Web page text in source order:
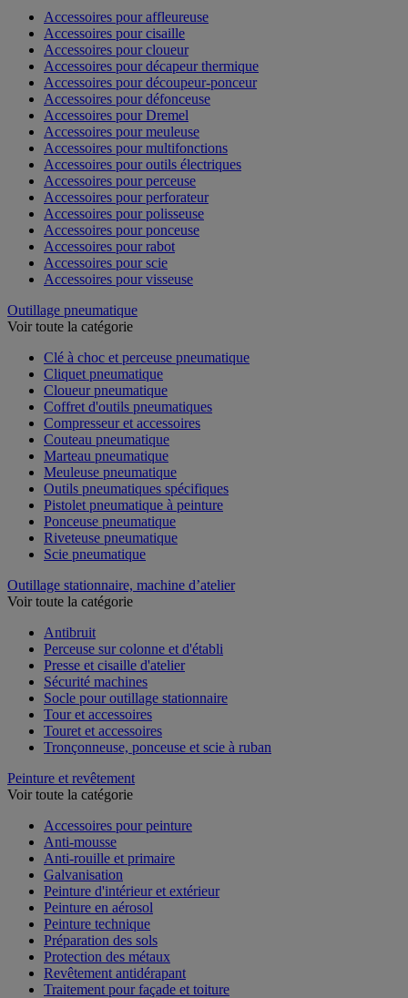
Accessoires pour affleureuse
Accessoires pour cisaille
Accessoires pour cloueur
Accessoires pour décapeur thermique
Accessoires pour découpeur-ponceur
Accessoires pour défonceuse
Accessoires pour Dremel
Accessoires pour meuleuse
Accessoires pour multifonctions
Accessoires pour outils électriques
Accessoires pour perceuse
Accessoires pour perforateur
Accessoires pour polisseuse
Accessoires pour ponceuse
Accessoires pour rabot
Accessoires pour scie
Accessoires pour visseuse
Outillage pneumatique
Voir toute la catégorie
Clé à choc et perceuse pneumatique
Cliquet pneumatique
Cloueur pneumatique
Coffret d'outils pneumatiques
Compresseur et accessoires
Couteau pneumatique
Marteau pneumatique
Meuleuse pneumatique
Outils pneumatiques spécifiques
Pistolet pneumatique à peinture
Ponceuse pneumatique
Riveteuse pneumatique
Scie pneumatique
Outillage stationnaire, machine d’atelier
Voir toute la catégorie
Antibruit
Perceuse sur colonne et d'établi
Presse et cisaille d'atelier
Sécurité machines
Socle pour outillage stationnaire
Tour et accessoires
Touret et accessoires
Tronçonneuse, ponceuse et scie à ruban
Peinture et revêtement
Voir toute la catégorie
Accessoires pour peinture
Anti-mousse
Anti-rouille et primaire
Galvanisation
Peinture d'intérieur et extérieur
Peinture en aérosol
Peinture technique
Préparation des sols
Protection des métaux
Revêtement antidérapant
Traitement pour façade et toiture